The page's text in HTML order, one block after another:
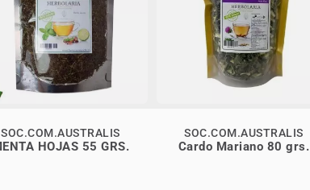
MENTA HOJAS 55 GRS.
SOC.COM.AUSTRALIS
Cardo Mariano 80 grs.
SOC.COM.AUSTRALIS